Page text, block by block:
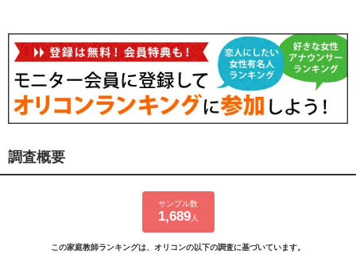
調査概要
サンプル数
1,689人
この家庭教師ランキングは、オリコンの以下の調査に基づいています。